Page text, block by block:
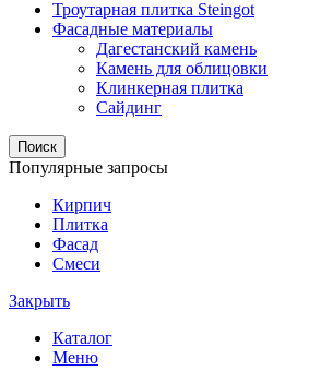
Троутарная плитка Steingot
Фасадные материалы
Дагестанский камень
Камень для облицовки
Клинкерная плитка
Сайдинг
Поиск
Популярные запросы
Кирпич
Плитка
Фасад
Смеси
Закрыть
Каталог
Меню